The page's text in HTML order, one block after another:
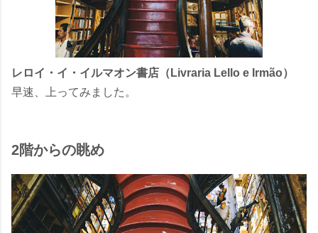
レロイ・イ・イルマオン書店（Livraria Lello e Irmão）
早速、上ってみました。
2階からの眺め